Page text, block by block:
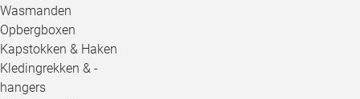
Wasmanden
Opbergboxen
Kapstokken & Haken
Kledingrekken & -
hangers